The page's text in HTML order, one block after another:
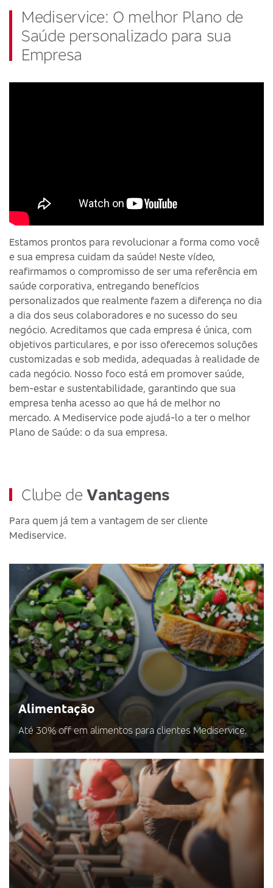
Mediservice: O melhor Plano de
Saúde personalizado para sua
Empresa
Estamos prontos para revolucionar a forma como você
e sua empresa cuidam da saúde! Neste vídeo,
reafirmamos o compromisso de ser uma referência em
saúde corporativa, entregando benefícios
personalizados que realmente fazem a diferença no dia
a dia dos seus colaboradores e no sucesso do seu
negócio. Acreditamos que cada empresa é única, com
objetivos particulares, e por isso oferecemos soluções
customizadas e sob medida, adequadas à realidade de
cada negócio. Nosso foco está em promover saúde,
bem-estar e sustentabilidade, garantindo que sua
empresa tenha acesso ao que há de melhor no
mercado. A Mediservice pode ajudá-lo a ter o melhor
Plano de Saúde: o da sua empresa.
Clube deVantagens
Para quem já tem a vantagem de ser cliente
Mediservice.
Alimentação
Até 30% off em alimentos para clientes Mediservice.